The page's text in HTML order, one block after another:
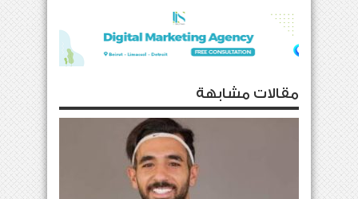
مقالات مشابهة